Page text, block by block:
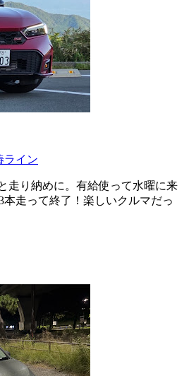
ライン
走り納めに。有給使って水曜に来
走って終了！楽しいクルマだっ